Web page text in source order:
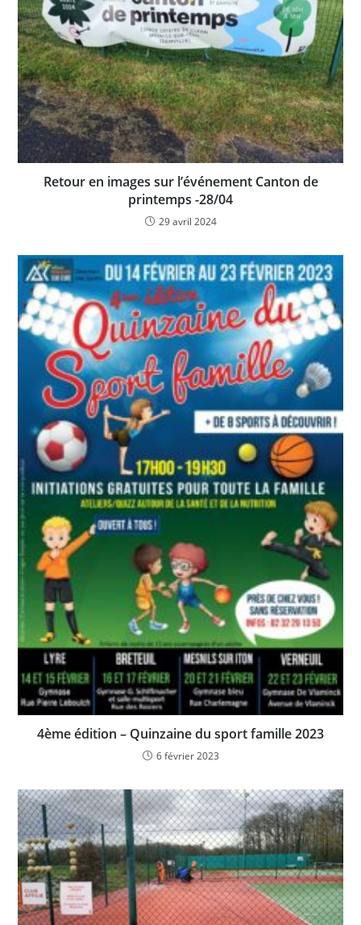
Retour en images sur l’événement Canton de
printemps -28/04
29 avril 2024
4ème édition – Quinzaine du sport famille 2023
6 février 2023